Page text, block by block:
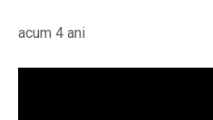
acum 4 ani